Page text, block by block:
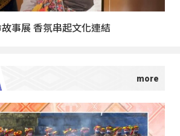
事展 香氛串起文化連結